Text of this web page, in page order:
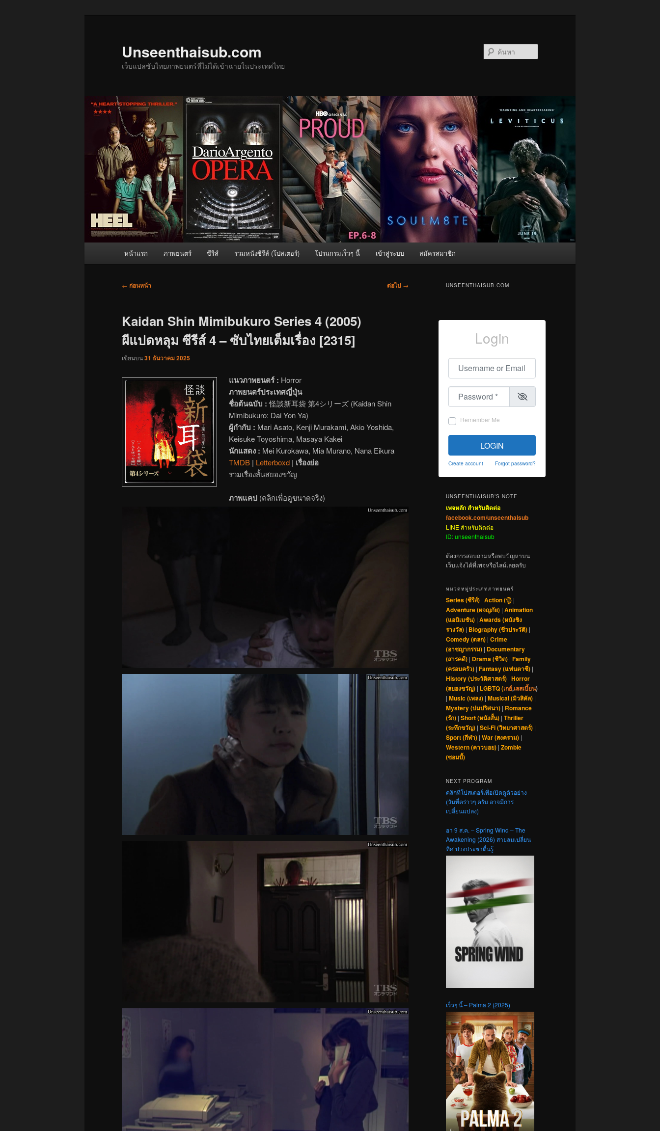
Unseenthaisub.com
เว็บแปลซับไทยภาพยนตร์ที่ไม่ได้เข้าฉายในประเทศไทย
หน้าแรก ภาพยนตร์ ซีรีส์ รวมหนังซีรีส์ (โปสเตอร์) โปรแกรมเร็วๆ นี้ เข้าสู่ระบบ สมัครสมาชิก
เมนู
← ก่อนหน้า ต่อไป →
Kaidan Shin Mimibukuro Series 4 (2005)
ผีแปดหลุม ซีรีส์ 4 – ซับไทยเต็มเรื่อง [2315]
เขียนบน31 ธันวาคม 2025
แนวภาพยนตร์ : Horror
ภาพยนตร์ประเทศญี่ปุ่น
ชื่อต้นฉบับ :怪談新耳袋 第4シリーズ (Kaidan Shin
Mimibukuro: Dai Yon Ya)
ผู้กำกับ : Mari Asato, Kenji Murakami, Akio Yoshida,
Keisuke Toyoshima, Masaya Kakei
นักแสดง : Mei Kurokawa, Mia Murano, Nana Eikura
TMDB | Letterboxd | เรื่องย่อ
รวมเรื่องสั้นสยองขวัญ
ภาพแคป (คลิกเพื่อดูขนาดจริง)
UNSEENTHAISUB.COM
Login
Username or Email
Password
Remember Me
LOGIN
Create account Forgot password?
UNSEENTHAISUB’S NOTE
เพจหลัก สำหรับติดต่อ
facebook.com/unseenthaisub
LINE สำหรับติดต่อ
ID: unseenthaisub
ต้องการสอบถามหรือพบปัญหาบน
เว็บแจ้งได้ที่เพจหรือไลน์เลยครับ
หมวดหมู่ประเภทภาพยนตร์
Series (ซีรีส์) | Action (บู๊) |
Adventure (ผจญภัย) | Animation
(แอนิเมชัน) | Awards (หนังชิง
รางวัล) | Biography (ชีวประวัติ) |
Comedy (ตลก) | Crime
(อาชญากรรม) | Documentary
(สารคดี) | Drama (ชีวิต) | Family
(ครอบครัว) | Fantasy (แฟนตาซี) |
History (ประวัติศาสตร์) | Horror
(สยองขวัญ) | LGBTQ (เกย์,เลสเบี้ยน)
| Music (เพลง) | Musical (มิวสิคัล) |
Mystery (ปมปริศนา) | Romance
(รัก) | Short (หนังสั้น) | Thriller
(ระทึกขวัญ) | Sci-Fi (วิทยาศาสตร์) |
Sport (กีฬา) | War (สงคราม) |
Western (คาวบอย) | Zombie
(ซอมบี้)
NEXT PROGRAM
คลิกที่โปสเตอร์เพื่อเปิดดูตัวอย่าง
(วันที่คร่าวๆ ครับ อาจมีการ
เปลี่ยนแปลง)
อา 9 ส.ค. – Spring Wind – The
Awakening (2026) สายลมเปลี่ยน
ทิศ ปวงประชาตื่นรู้
เร็วๆ นี้ – Palma 2 (2025)